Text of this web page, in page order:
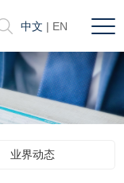
中文 | EN
业界动态